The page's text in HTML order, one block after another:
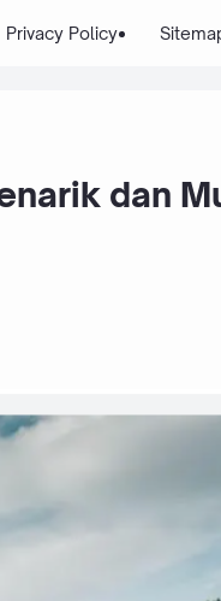
Privacy Policy
dan